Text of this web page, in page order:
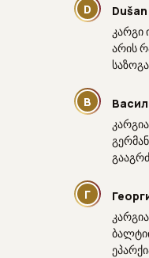
D
კარგი
არის
В
Г